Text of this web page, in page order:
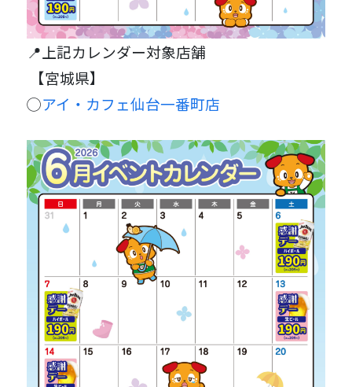
📍上記カレンダー対象店舗
【宮城県】
◯アイ・カフェ仙台一番町店